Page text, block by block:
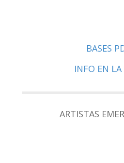
BASES
INFO EN LA
ARTISTAS